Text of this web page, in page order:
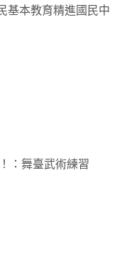
基本教育精進國民中
：舞臺武術練習